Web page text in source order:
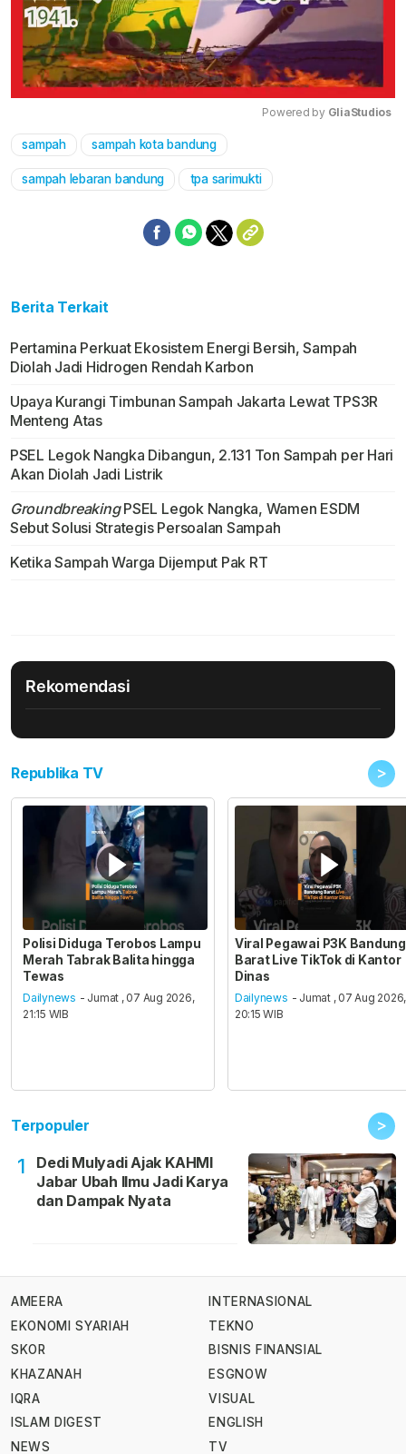
Powered by GliaStudios
sampah sampah kota bandung
sampah lebaran bandung tpa sarimukti
Berita Terkait
Pertamina Perkuat Ekosistem Energi Bersih, Sampah
Diolah Jadi Hidrogen Rendah Karbon
Upaya Kurangi Timbunan Sampah Jakarta Lewat TPS3R
Menteng Atas
PSEL Legok Nangka Dibangun, 2.131 Ton Sampah per Hari
Akan Diolah Jadi Listrik
GroundbreakingPSEL Legok Nangka, Wamen ESDM
Sebut Solusi Strategis Persoalan Sampah
Ketika Sampah Warga Dijemput Pak RT
Rekomendasi
Republika TV >
Polisi Diduga Terobos Lampu
Merah Tabrak Balita hingga
Tewas
Dailynews - Jumat , 07 Aug 2026,
21:15 WIB
Viral Pegawai P3K Bandung
Barat Live TikTok di Kantor
Dinas
Dailynews - Jumat , 07 Aug 2026,
20:15 WIB
Terpopuler >
1
Dedi Mulyadi Ajak KAHMI
Jabar Ubah Ilmu Jadi Karya
dan Dampak Nyata
AMEERA
EKONOMI SYARIAH
SKOR
KHAZANAH
IQRA
ISLAM DIGEST
NEWS
INTERNASIONAL
TEKNO
BISNIS FINANSIAL
ESGNOW
VISUAL
ENGLISH
TV